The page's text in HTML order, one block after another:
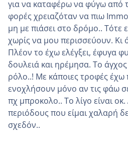
για να καταφέρω να φύγω από
φορές χρειαζόταν να πιω
μη με πιάσει στο δρόμο.. Τότε
χωρίς να μου περισσεύουν. Κι
Πλέον το έχω ελέγξει, έφυγα
δουλειά και ηρέμησα. Το
ρόλο..! Με κάποιες τροφές
ενοχλήσουν μόνο αν τις φάω
πχ μπροκολο.. Το λίγο είναι
περιόδους που είμαι χαλαρή
σχεδόν..